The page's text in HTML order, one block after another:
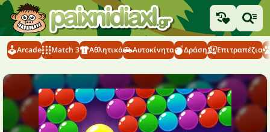
Arcade Match 3 Αθλητικά Αυτοκίνητα Δράση Επιτραπέζια